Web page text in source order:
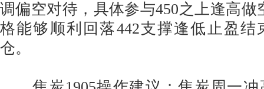
调偏空对待，具体参与450之上逢高做
格能够顺利回落442支撑逢低止盈结
仓。